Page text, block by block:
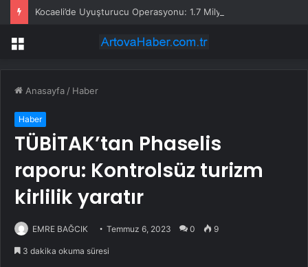
Menü
Anasayfa / Haber
Haber
TÜBİTAK’tan Phaselis
raporu: Kontrolsüz turizm
kirlilik yaratır
EMRE BAĞCIK Temmuz 6, 2023 0 9
3 dakika okuma süresi